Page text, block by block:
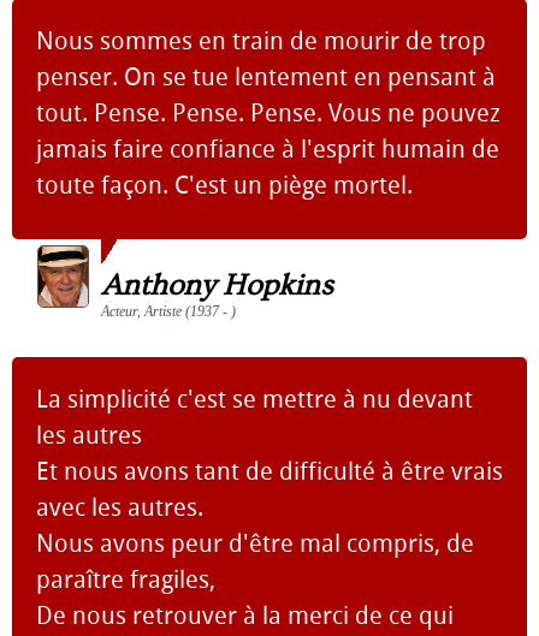
Nous sommes en train de mourir de trop
penser. On se tue lentement en pensant à
tout. Pense. Pense. Pense. Vous ne pouvez
jamais faire confiance à l'esprit humain de
toute façon. C'est un piège mortel.
Anthony Hopkins
Acteur, Artiste (1937 - )
La simplicité c'est se mettre à nu devant
les autres
Et nous avons tant de difficulté à être vrais
avec les autres.
Nous avons peur d'être mal compris, de
paraître fragiles,
De nous retrouver à la merci de ce qui